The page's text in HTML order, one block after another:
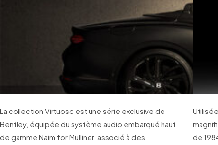
La collection Virtuoso est une série exclusive de
Bentley, équipée du système audio embarqué haut
de gamme Naim for Mulliner, associé à des
de